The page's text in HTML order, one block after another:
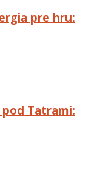
pre hru:
Tatrami: